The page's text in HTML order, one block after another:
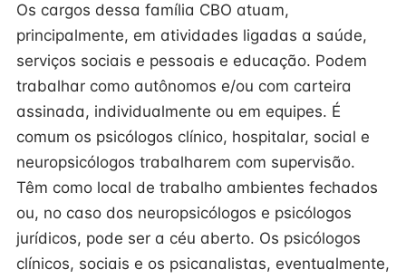
Os cargos dessa família CBO atuam,
principalmente, em atividades ligadas a saúde,
serviços sociais e pessoais e educação. Podem
trabalhar como autônomos e/ou com carteira
assinada, individualmente ou em equipes. É
comum os psicólogos clínico, hospitalar, social e
neuropsicólogos trabalharem com supervisão.
Têm como local de trabalho ambientes fechados
ou, no caso dos neuropsicólogos e psicólogos
jurídicos, pode ser a céu aberto. Os psicólogos
clínicos, sociais e os psicanalistas, eventualmente,